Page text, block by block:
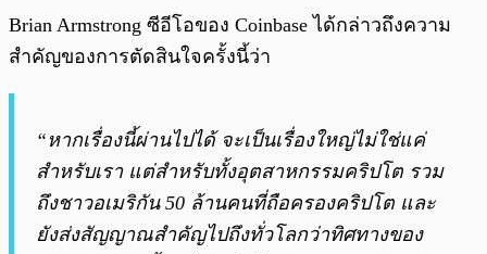
Brian Armstrong ซีอีโอของ Coinbase ได้กล่าวถึงความ
สำคัญของการตัดสินใจครั้งนี้ว่า
“หากเรื่องนี้ผ่านไปได้ จะเป็นเรื่องใหญ่ไม่ใช่แค่
สำหรับเรา แต่สำหรับทั้งอุตสาหกรรมคริปโต รวม
ถึงชาวอเมริกัน 50 ล้านคนที่ถือครองคริปโต และ
ยังส่งสัญญาณสำคัญไปถึงทั่วโลกว่าทิศทางของ